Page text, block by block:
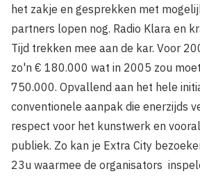
het zakje en gesprekken met
partners lopen nog. Radio Klara en
Tijd trekken mee aan de kar. Voor
zo'n € 180.000 wat in 2005 zou
750.000. Opvallend aan het hele
conventionele aanpak die enerzijds
respect voor het kunstwerk en
publiek. Zo kan je Extra City
23u waarmee de organisators